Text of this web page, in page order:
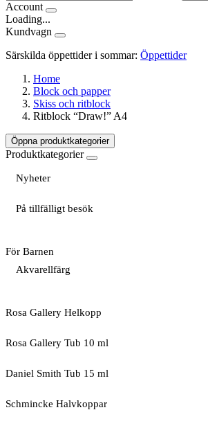
Account
Loading...
Kundvagn
Särskilda öppettider i sommar: Öppettider
Home
Block och papper
Skiss och ritblock
Ritblock “Draw!” A4
Öppna produktkategorier
Produktkategorier
Nyheter
På tillfälligt besök
För Barnen
Akvarellfärg
Rosa Gallery Helkopp
Rosa Gallery Tub 10 ml
Daniel Smith Tub 15 ml
Schmincke Halvkoppar